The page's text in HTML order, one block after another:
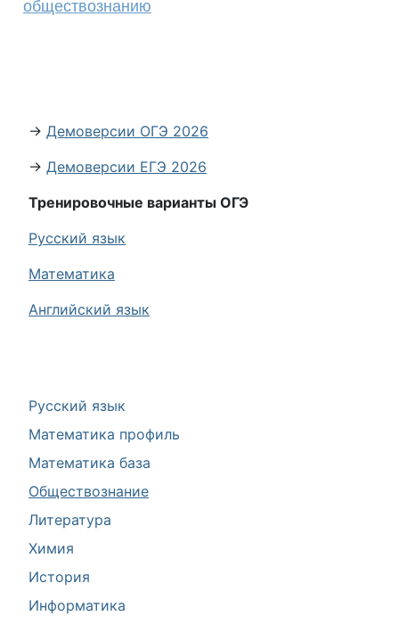
Русский язык
Математика профиль
Математика база
Обществознание
Литература
Химия
История
Информатика
обществознанию
→ Демоверсии ОГЭ 2026
→ Демоверсии ЕГЭ 2026
Тренировочные варианты ОГЭ
Русский язык
Математика
Английский язык